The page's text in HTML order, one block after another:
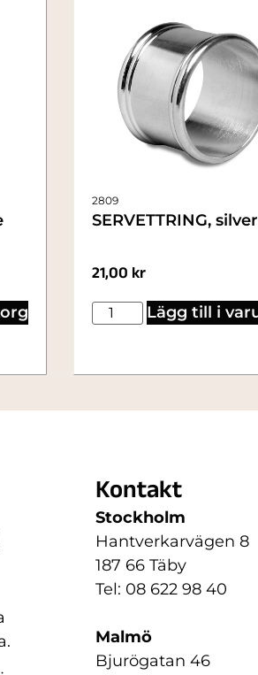
2809
SERVETTRING, silver
21,00 kr
Lägg till i
Kontakt
Stockholm
Hantverkarvägen 8
187 66 Täby
Tel: 08 622 98 40
Malmö
Bjurögatan 46